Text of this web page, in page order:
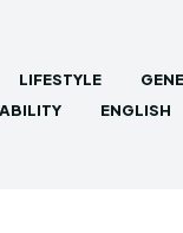
LIFESTYLE
ENGLISH